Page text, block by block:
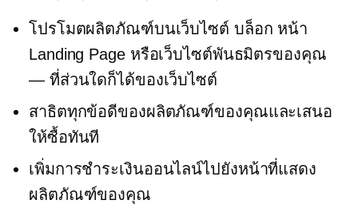
โปรโมตผลิตภัณฑ์บนเว็บไซต์ บล็อก หน้า
Landing Page หรือเว็บไซต์พันธมิตรของคุณ
— ที่ส่วนใดก็ได้ของเว็บไซต์
สาธิตทุกข้อดีของผลิตภัณฑ์ของคุณและเสนอ
ให้ซื้อทันที
เพิ่มการชำระเงินออนไลน์ไปยังหน้าที่แสดง
ผลิตภัณฑ์ของคุณ